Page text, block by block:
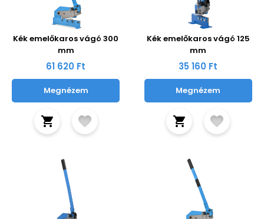
Kék emelőkaros vágó 300
mm
61 620 Ft
Megnézem
Kék emelőkaros vágó 125
mm
35 160 Ft
Megnézem